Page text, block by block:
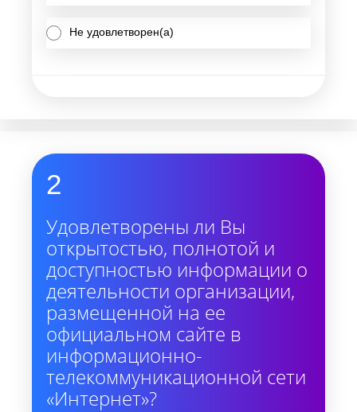
Не удовлетворен(а)
2
Удовлетворены ли Вы
открытостью, полнотой и
доступностью информации о
деятельности организации,
размещенной на ее
официальном сайте в
информационно-
телекоммуникационной сети
«Интернет»?